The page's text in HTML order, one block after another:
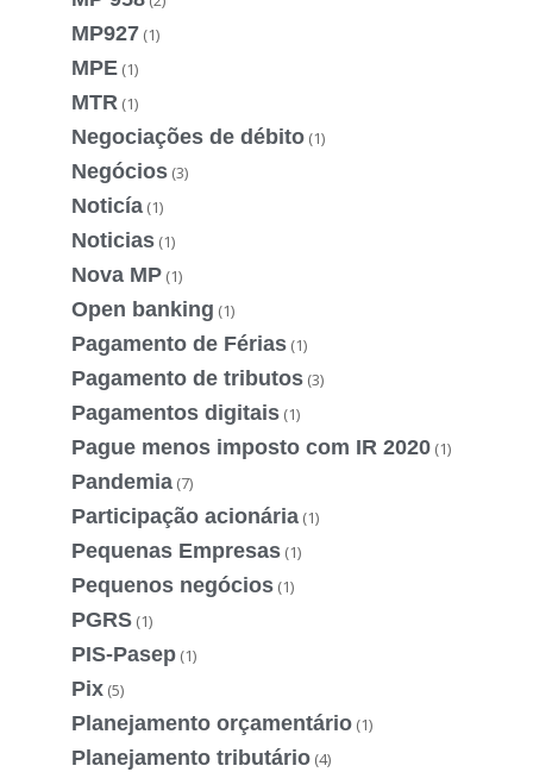
MP927 (1)
MPE (1)
MTR (1)
Negociações de débito (1)
Negócios (3)
Noticía (1)
Noticias (1)
Nova MP (1)
Open banking (1)
Pagamento de Férias (1)
Pagamento de tributos (3)
Pagamentos digitais (1)
Pague menos imposto com IR 2020 (1)
Pandemia (7)
Participação acionária (1)
Pequenas Empresas (1)
Pequenos negócios (1)
PGRS (1)
PIS-Pasep (1)
Pix (5)
Planejamento orçamentário (1)
Planejamento tributário (4)